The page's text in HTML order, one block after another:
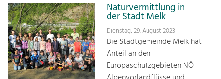
Naturvermittlung in
der Stadt Melk
Dienstag, 29. August 2023
Die Stadtgemeinde Melk hat
Anteil an den
Europaschutzgebieten NÖ